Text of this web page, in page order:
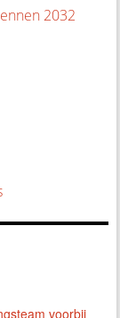
2032
voorbij